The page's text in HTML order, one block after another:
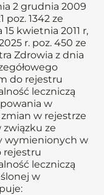
2 grudnia 2009
poz. 1342 ze
kwietnia 2011 r,
r. poz. 450 ze
Zdrowia z dnia
do rejestru
leczniczą
w
w rejestrze
ze
wymienionych w
rejestru
leczniczą
w